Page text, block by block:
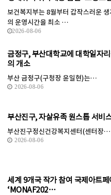
보건복지부는 8월부터 갑작스러운
의 운영시간을 최소 …
2026-08-06
금정구, 부산대학교에 대학일자
의 개소
부산 금정구(구청장 윤일현)는…
2026-08-06
부산진구, 자살유족 원스톱 서비
부산진구정신건강복지센터(센터장…
2026-08-06
세계 9개국 작가 참여 국제아트
‘MONAF202…